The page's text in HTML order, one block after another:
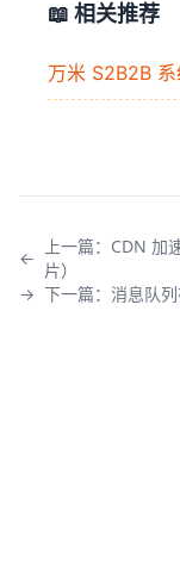
📖 相关推荐
万米 S2B2B
←
上一篇： CDN 加
片）
→ 下一篇： 消息队